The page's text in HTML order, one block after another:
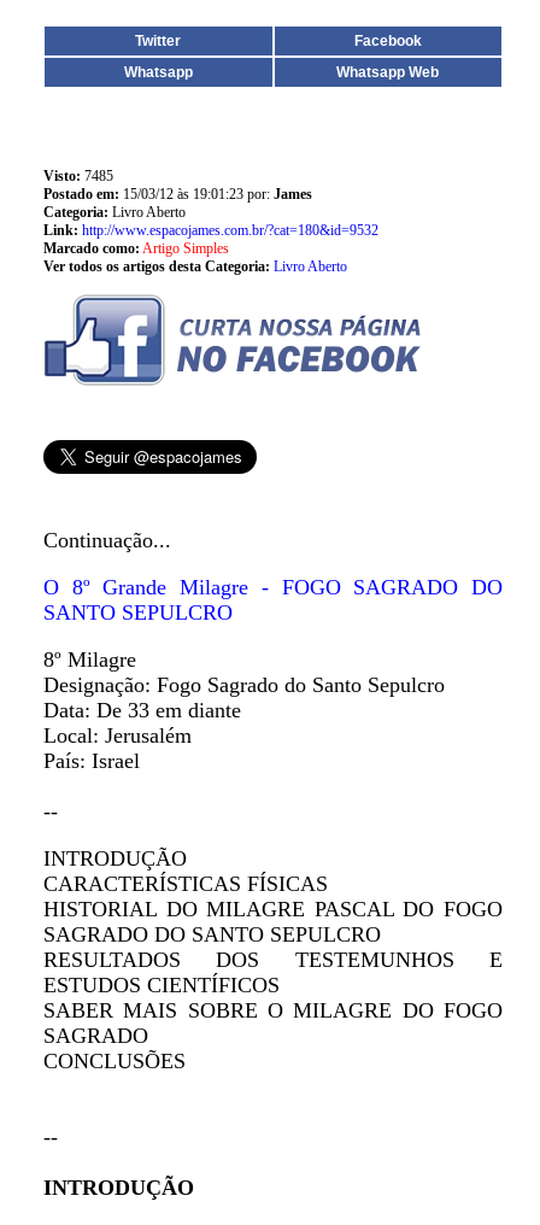
Twitter
Facebook
Whatsapp
Whatsapp Web
Visto: 7485
Postado em: 15/03/12 às 19:01:23 por: James
Categoria: Livro Aberto
Link: http://www.espacojames.com.br/?cat=180&id=9532
Marcado como: Artigo Simples
Ver todos os artigos desta Categoria: Livro Aberto
Continuação...
O 8º Grande Milagre - FOGO SAGRADO DO
SANTO SEPULCRO
8º Milagre
Designação: Fogo Sagrado do Santo Sepulcro
Data: De 33 em diante
Local: Jerusalém
País: Israel
--
INTRODUÇÃO
CARACTERÍSTICAS FÍSICAS
HISTORIAL DO MILAGRE PASCAL DO FOGO
SAGRADO DO SANTO SEPULCRO
RESULTADOS DOS TESTEMUNHOS E
ESTUDOS CIENTÍFICOS
SABER MAIS SOBRE O MILAGRE DO FOGO
SAGRADO
CONCLUSÕES
--
INTRODUÇÃO